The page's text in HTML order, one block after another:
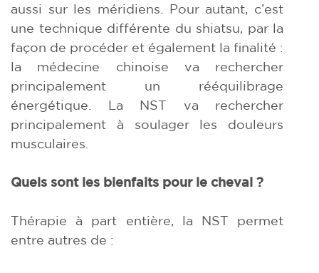
aussi sur les méridiens. Pour autant, c’est
une technique différente du shiatsu, par la
façon de procéder et également la finalité :
la médecine chinoise va rechercher
principalement un rééquilibrage
énergétique. La NST va rechercher
principalement à soulager les douleurs
musculaires.
Quels sont les bienfaits pour le cheval ?
Thérapie à part entière, la NST permet
entre autres de :